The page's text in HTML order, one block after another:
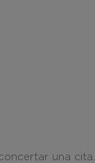
una cita.